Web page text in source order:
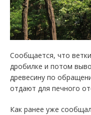
Сообщается, что
дробилке и потом
древесину по
отдают для печного
Как ранее уже